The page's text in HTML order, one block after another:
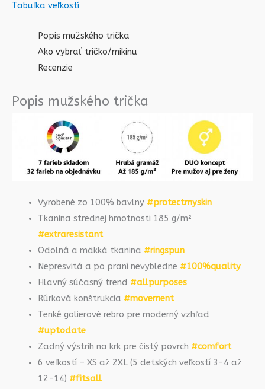
Tabuľka veľkostí
Popis mužského trička
Ako vybrať tričko/mikinu
Recenzie
Popis mužského trička
Vyrobené zo 100% bavlny #protectmyskin
Tkanina strednej hmotnosti 185 g/m²
#extraresistant
Odolná a mäkká tkanina #ringspun
Nepresvitá a po praní nevybledne #100%quality
Hlavný súčasný trend #allpurposes
Rúrková konštrukcia #movement
Tenké golierové rebro pre moderný vzhľad
#uptodate
Zadný výstrih na krk pre čistý povrch #comfort
6 veľkostí – XS až 2XL (5 detských veľkostí 3-4 až
12-14) #fitsall